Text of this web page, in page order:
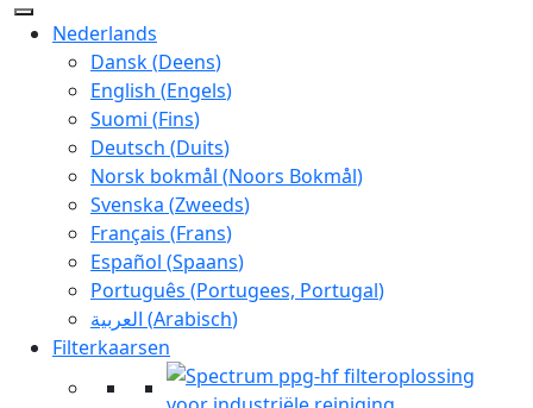
Nederlands
Dansk(Deens)
English (Engels)
Suomi (Fins)
Deutsch (Duits)
Norsk bokmål (Noors Bokmål)
Svenska (Zweeds)
Français (Frans)
Español (Spaans)
Português (Portugees, Portugal)
العربية (Arabisch)
Filterkaarsen